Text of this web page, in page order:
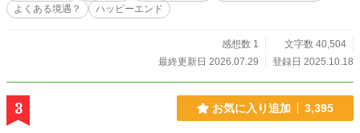
よくある境遇？
ハッピーエンド
感想数 1
文字数 40,504
最終更新日 2026.07.29
登録日 2025.10.18
3 お気に入り追加 3,395